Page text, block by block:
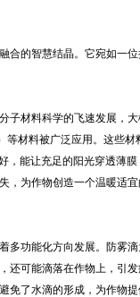
合的智慧结晶。它宛如一
材料科学的飞速发展，大
等材料被广泛应用。这些
，能让充足的阳光穿透薄
，为作物创造一个温暖适
多功能化方向发展。防雾
还可能滴落在作物上，引
免了水滴的形成，为作物